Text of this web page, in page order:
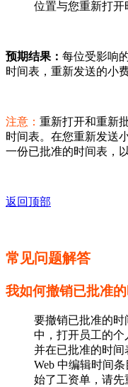
位置与您重新打开
预期结果： 每位受影响
时间表，重新发送的小
注意： 重新打开和重新
时间表。在您重新发送
一份已批准的时间表，
返回顶部
常见问题解答
我如何撤销已批准
要撤销已批准的时
中，打开员工的个
并在已批准的时间
Web 中编辑时间
始了工资单，请